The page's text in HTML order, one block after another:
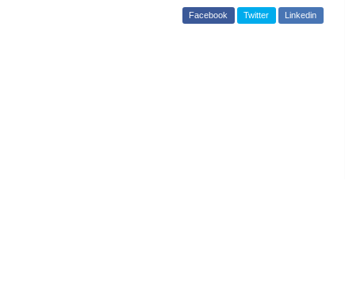
Facebook Twitter Linkedin